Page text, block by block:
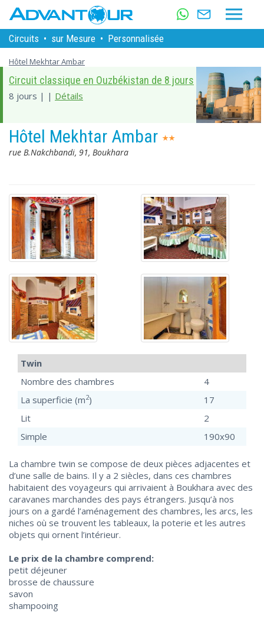
Circuits • sur Mesure • Personnalisée
Hôtel Mekhtar Ambar
Circuit classique en Ouzbékistan de 8 jours
8 jours | | Détails
Hôtel Mekhtar Ambar
rue B.Nakchbandi, 91, Boukhara
Twin
Nombre des chambres
4
La superficie (m2)
17
Lit
2
Simple
190х90
La chambre twin se compose de deux pièces adjacentes et
d’une salle de bains. Il y a 2 siècles, dans ces chambres
habitaient des voyageurs qui arrivaient à Boukhara avec des
caravanes marchandes des pays étrangers. Jusqu’à nos
jours on a gardé l’aménagement des chambres, les arcs, les
niches où se trouvent les tableaux, la poterie et les autres
objets qui ornent l’intérieur.
Le prix de la chambre comprend:
petit déjeuner
brosse de chaussure
savon
shampooing